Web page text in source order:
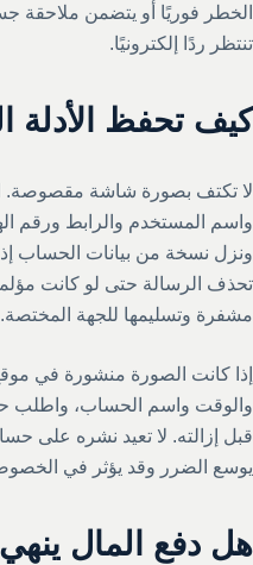
الخطر فوريًا أو يتضمن ملاحقة
تنتظر ردًا إلكترونيًا.
كيف تحفظ الأدلة
لا تكتف بصورة شاشة مقصوصة.
واسم المستخدم والرابط ورقم
ونزل نسخة من بيانات الحساب
تحذف الرسالة حتى لو كانت
مشفرة وتسليمها للجهة المختصة.
إذا كانت الصورة منشورة في
والوقت واسم الحساب، واطلب
قبل إزالته. لا تعيد نشره على
يوسع الضرر وقد يؤثر في
هل دفع المال ينهي